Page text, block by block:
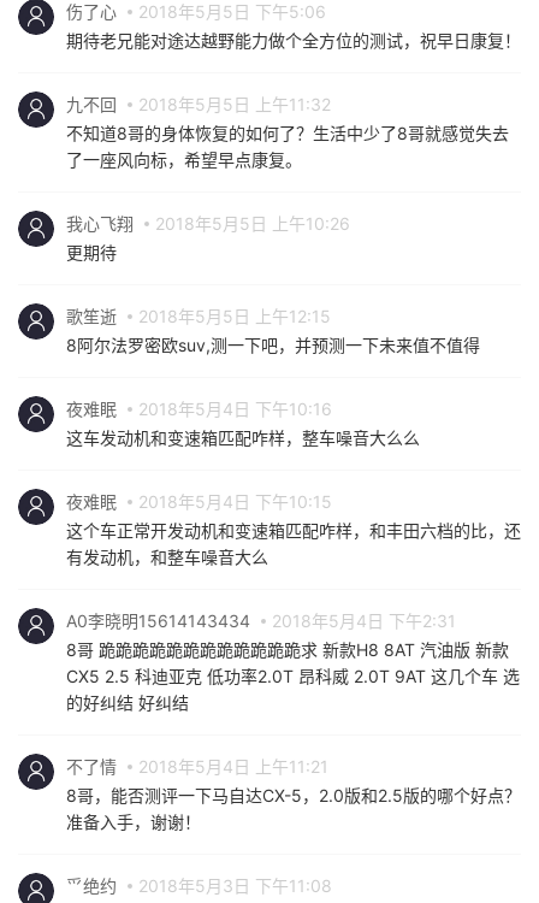
伤了心
2018年5月5日 下午5:06
期待老兄能对途达越野能力做个全方位的测试，祝早日康复！
九不回
2018年5月5日 上午11:32
不知道8哥的身体恢复的如何了？生活中少了8哥就感觉失去
了一座风向标，希望早点康复。
我心飞翔
2018年5月5日 上午10:26
更期待
歌笙逝
2018年5月5日 上午12:15
8阿尔法罗密欧suv,测一下吧，并预测一下未来值不值得
夜难眠
2018年5月4日 下午10:16
这车发动机和变速箱匹配咋样，整车噪音大么么
夜难眠
2018年5月4日 下午10:15
这个车正常开发动机和变速箱匹配咋样，和丰田六档的比，还
有发动机，和整车噪音大么
A0李晓明15614143434
2018年5月4日 下午2:31
8哥 跪跪跪跪跪跪跪跪跪跪跪跪求 新款H8 8AT 汽油版 新款
CX5 2.5 科迪亚克 低功率2.0T 昂科威 2.0T 9AT 这几个车 选
的好纠结 好纠结
不了情
2018年5月4日 上午11:21
8哥，能否测评一下马自达CX-5，2.0版和2.5版的哪个好点？
准备入手，谢谢！
爫绝约
2018年5月3日 下午11:08